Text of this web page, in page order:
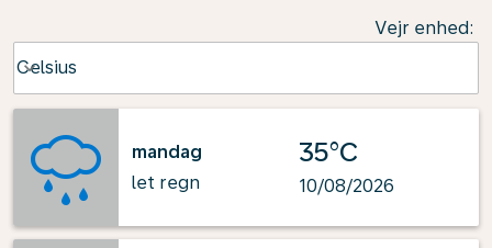
Vejr enhed:
Celsius
keyboard_arrow_down
mandag
let regn
35°C
10/08/2026